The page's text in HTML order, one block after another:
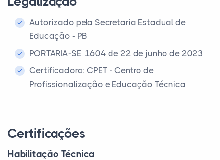
Autorizado pela Secretaria Estadual de
Educação - PB
PORTARIA-SEI 1604 de 22 de junho de 2023
Certificadora: CPET - Centro de
Profissionalização e Educação Técnica
Certificações
Habilitação Técnica